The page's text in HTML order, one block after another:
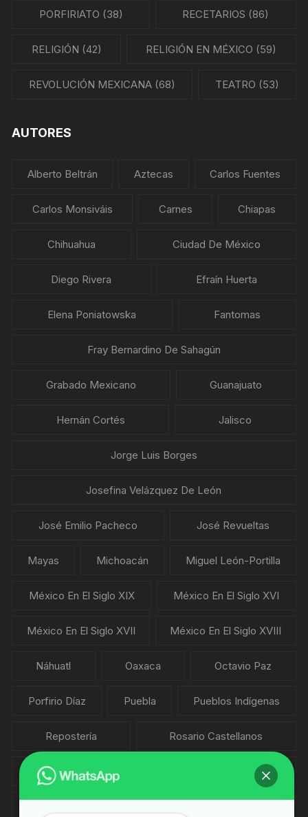
PORFIRIATO (38) RECETARIOS (86)
RELIGIÓN (42) RELIGIÓN EN MÉXICO (59)
REVOLUCIÓN MEXICANA (68) TEATRO (53)
AUTORES
Alberto Beltrán Aztecas Carlos Fuentes
Carlos Monsiváis Carnes Chiapas
Chihuahua Ciudad De México
Diego Rivera Efraín Huerta
Elena Poniatowska Fantomas
Fray Bernardino De Sahagún
Grabado Mexicano Guanajuato
Hernán Cortés Jalisco
Jorge Luis Borges
Josefina Velázquez De León
José Emilio Pacheco José Revueltas
Mayas Michoacán Miguel León-Portilla
México En El Siglo XIX México En El Siglo XVI
México En El Siglo XVII México En El Siglo XVIII
Náhuatl Oaxaca Octavio Paz
Porfirio Díaz Puebla Pueblos Indígenas
Repostería Rosario Castellanos
Salvador Novo Sopas